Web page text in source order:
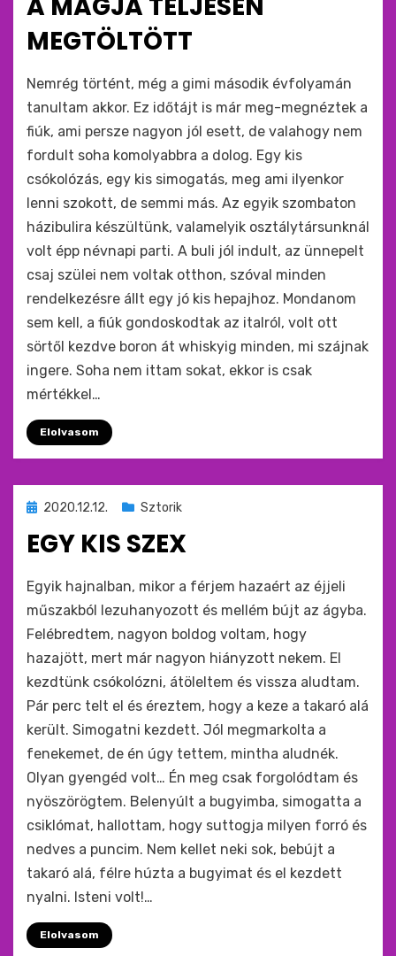
:
MEGTÖLTÖTT
monkey
Nemrég történt, még a gimi második évfolyamán
tanultam akkor. Ez időtájt is már meg-megnéztek a
fiúk, ami persze nagyon jól esett, de valahogy nem
fordult soha komolyabbra a dolog. Egy kis
csókolózás, egy kis simogatás, meg ami ilyenkor
lenni szokott, de semmi más. Az egyik szombaton
házibulira készültünk, valamelyik osztálytársunknál
volt épp névnapi parti. A buli jól indult, az ünnepelt
csaj szülei nem voltak otthon, szóval minden
rendelkezésre állt egy jó kis hepajhoz. Mondanom
sem kell, a fiúk gondoskodtak az italról, volt ott
sörtől kezdve boron át whiskyig minden, mi szájnak
ingere. Soha nem ittam sokat, ekkor is csak
mértékkel…
Elolvasom
Beküldve
2020.12.12. Sztorik
EGY KIS SZEX
by monkey
Egyik hajnalban, mikor a férjem hazaért az éjjeli
műszakból lezuhanyozott és mellém bújt az ágyba.
Felébredtem, nagyon boldog voltam, hogy
hazajött, mert már nagyon hiányzott nekem. El
kezdtünk csókolózni, átöleltem és vissza aludtam.
Pár perc telt el és éreztem, hogy a keze a takaró alá
került. Simogatni kezdett. Jól megmarkolta a
fenekemet, de én úgy tettem, mintha aludnék.
Olyan gyengéd volt… Én meg csak forgolódtam és
nyöszörögtem. Belenyúlt a bugyimba, simogatta a
csiklómat, hallottam, hogy suttogja milyen forró és
nedves a puncim. Nem kellet neki sok, bebújt a
takaró alá, félre húzta a bugyimat és el kezdett
nyalni. Isteni volt!…
Elolvasom